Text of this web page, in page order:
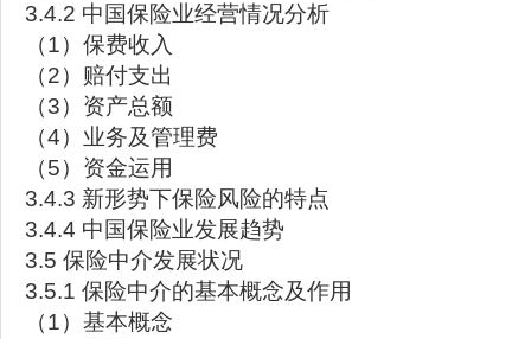
3.4.2 中国保险业经营情况分析
（1）保费收入
（2）赔付支出
（3）资产总额
（4）业务及管理费
（5）资金运用
3.4.3 新形势下保险风险的特点
3.4.4 中国保险业发展趋势
3.5 保险中介发展状况
3.5.1 保险中介的基本概念及作用
（1）基本概念